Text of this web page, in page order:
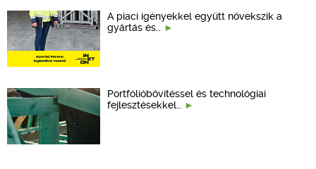
A piaci igényekkel együtt növekszik a
gyártás és…
Portfólióbővítéssel és technológiai
fejlesztésekkel…